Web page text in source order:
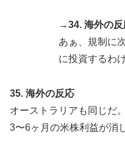
→34. 海外の反
あぁ、規制に
に投資するわ
35. 海外の反応
オーストラリアも同じだ
3〜6ヶ月の米株利益が消